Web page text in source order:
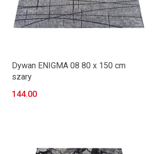
Dywan ENIGMA 08 80 x 150 cm
szary
144.00